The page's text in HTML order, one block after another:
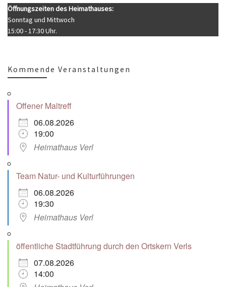
Öffnungszeiten des Heimathauses:
Sonntag und Mittwoch
15:00 - 17:30 Uhr.
Kommende Veranstaltungen
Offener Maltreff
06.08.2026
19:00
Heimathaus Verl
Team Natur- und Kulturführungen
06.08.2026
19:30
Heimathaus Verl
öffentliche Stadtführung durch den Ortskern Verls
07.08.2026
14:00